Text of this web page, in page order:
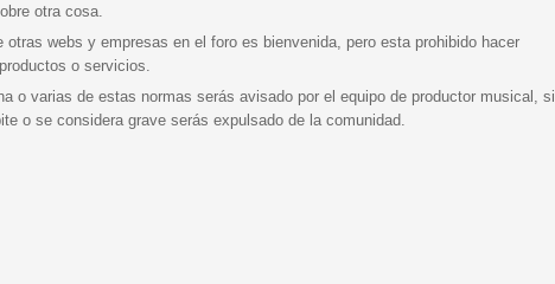
otra cosa.
otras webs y empresas en el foro es bienvenida, pero esta prohibido hacer
o servicios.
o varias de estas normas serás avisado por el equipo de productor musical, si
o se considera grave serás expulsado de la comunidad.